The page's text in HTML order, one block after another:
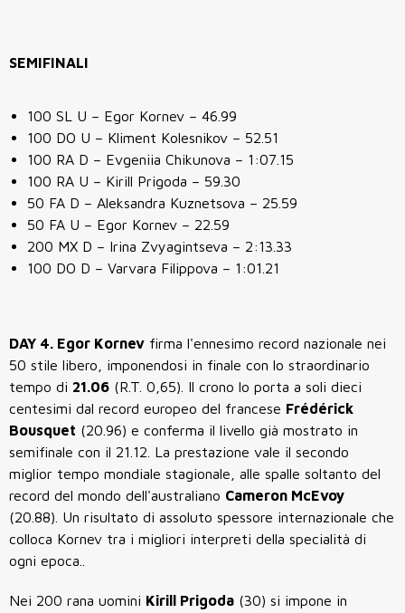
SEMIFINALI
100 SL U – Egor Kornev – 46.99
100 DO U – Kliment Kolesnikov – 52.51
100 RA D – Evgeniia Chikunova – 1:07.15
100 RA U – Kirill Prigoda – 59.30
50 FA D – Aleksandra Kuznetsova – 25.59
50 FA U – Egor Kornev – 22.59
200 MX D – Irina Zvyagintseva – 2:13.33
100 DO D – Varvara Filippova – 1:01.21
DAY 4. Egor Kornev firma l'ennesimo record nazionale nei
50 stile libero, imponendosi in finale con lo straordinario
tempo di 21.06 (R.T. 0,65). Il crono lo porta a soli dieci
centesimi dal record europeo del francese Frédérick
Bousquet (20.96) e conferma il livello già mostrato in
semifinale con il 21.12. La prestazione vale il secondo
miglior tempo mondiale stagionale , alle spalle soltanto del
record del mondo dell'australiano Cameron McEvoy
(20.88). Un risultato di assoluto spessore internazionale che
colloca Kornev tra i migliori interpreti della specialità di
ogni epoca..
Nei 200 rana uomini Kirill Prigoda (30) si impone in